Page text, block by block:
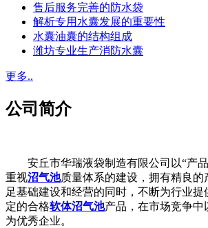
售后服务完善的防水袋
解析专用水囊发展的重要性
水囊油囊的结构组成
潍坊专业生产消防水囊
更多..
公司简介
安丘市华瑞液袋制造有限公司以“产品
重视沼气池质量体系的建设，拥有精良的
足基础建设和经营的同时，不断为行业
定的合格软体沼气池产品，在市场竞争中
为优秀企业。